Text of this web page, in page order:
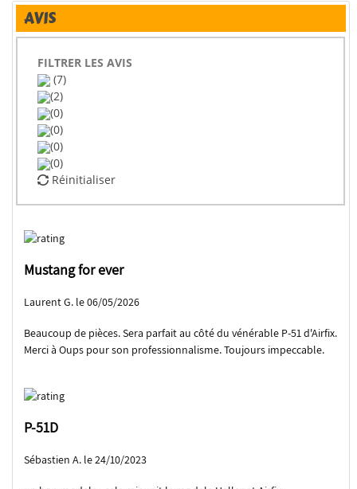
AVIS
FILTRER LES AVIS
(7)
(2)
(0)
(0)
(0)
(0)
Réinitialiser
Mustang for ever
Laurent G. le 06/05/2026
Beaucoup de pièces. Sera parfait au côté du vénérable P-51 d'Airfix.
Merci à Oups pour son professionnalisme. Toujours impeccable.
P-51D
Sébastien A. le 24/10/2023